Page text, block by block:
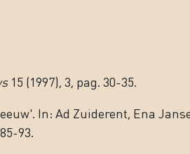
15 (1997), 3, pag. 30-35.
In: Ad Zuiderent, Ena
93.